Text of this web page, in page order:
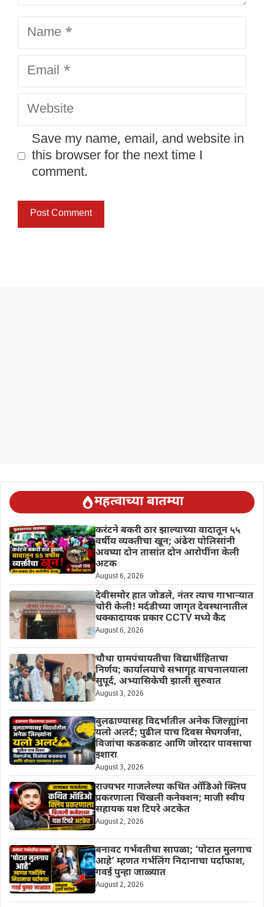
Name
Email
Website
Save my name, email, and website in
this browser for the next time I
comment.
महत्वाच्या बातम्या
करंटने बकरी ठार झाल्याच्या वादातून ५५
वर्षीय व्यक्तीचा खून; अंढेरा पोलिसांनी
अवघ्या दोन तासांत दोन आरोपींना केली
अटक
August 6, 2026
देवीसमोर हात जोडले, नंतर त्याच गाभाऱ्यात
चोरी केली! मर्दडीच्या जागृत देवस्थानातील
धक्कादायक प्रकार CCTV मध्ये कैद
August 6, 2026
चौथा ग्रामपंचायतीचा विद्यार्थीहिताचा
निर्णय; कार्यालयाचे सभागृह वाचनालयाला
सुपूर्द, अभ्यासिकेची झाली सुरुवात
August 3, 2026
बुलढाण्यासह विदर्भातील अनेक जिल्ह्यांना
यलो अलर्ट; पुढील पाच दिवस मेघगर्जना,
विजांचा कडकडाट आणि जोरदार पावसाचा
इशारा
August 3, 2026
राज्यभर गाजलेल्या कथित ऑडिओ क्लिप
प्रकरणाला चिखली कनेक्शन; माजी स्वीय
सहायक यश टिपरे अटकेत
August 2, 2026
बनावट गर्भवतीचा सापळा; ‘पोटात मुलगाच
आहे’ म्हणत गर्भलिंग निदानाचा पर्दाफाश,
गवई पुन्हा जाळ्यात
August 2, 2026